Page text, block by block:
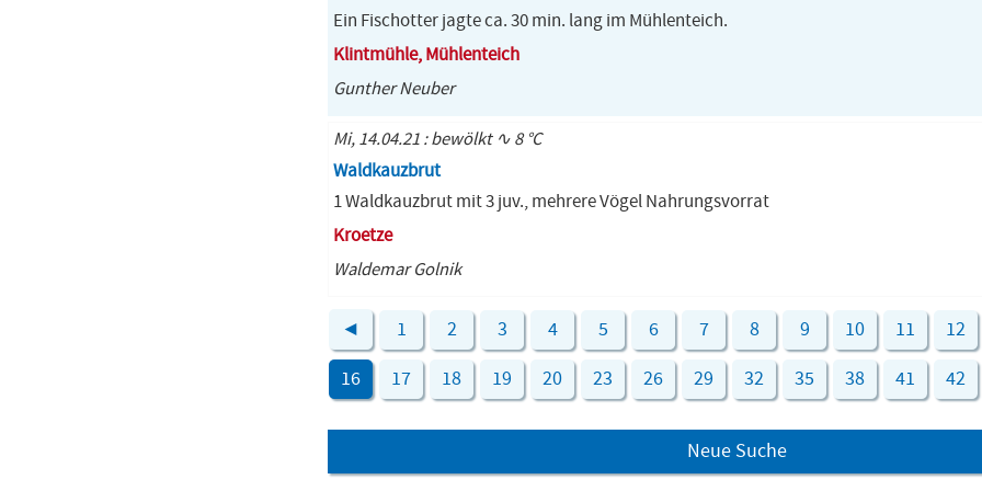
Ein Fischotter jagte ca. 30 min. lang im Mühlenteich.
Klintmühle, Mühlenteich
Gunther Neuber
Mi, 14.04.21 : bewölkt ∿ 8 °C
Waldkauzbrut
1 Waldkauzbrut mit 3 juv., mehrere Vögel Nahrungsvorrat
Kroetze
Waldemar Golnik
◄ 1 2 3 4 5 6 7 8 9 10 11 12
16 17 18 19 20 23 26 29 32 35 38 41 42
Neue Suche